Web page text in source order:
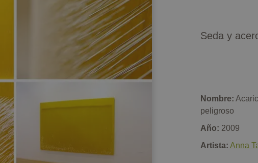
Seda y
Nombre:
peligroso
Año: 2009
Artista: Anna